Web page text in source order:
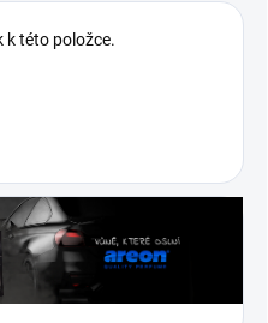
k této položce.